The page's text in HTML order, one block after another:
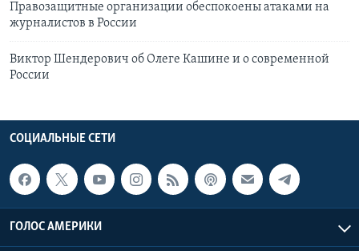
Правозащитные организации обеспокоены атаками на
журналистов в России
Виктор Шендерович об Олеге Кашине и о современной
России
СОЦИАЛЬНЫЕ СЕТИ
ГОЛОС АМЕРИКИ